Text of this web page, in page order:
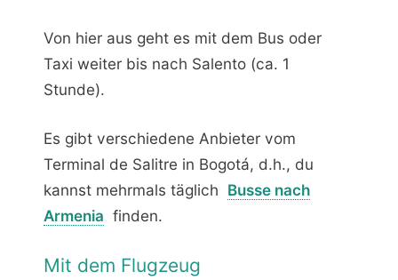
Von hier aus geht es mit dem Bus oder
Taxi weiter bis nach Salento (ca. 1
Stunde).
Es gibt verschiedene Anbieter vom
Terminal de Salitre in Bogotá, d.h., du
kannst mehrmals täglich Busse nach
Armenia finden.
Mit dem Flugzeug